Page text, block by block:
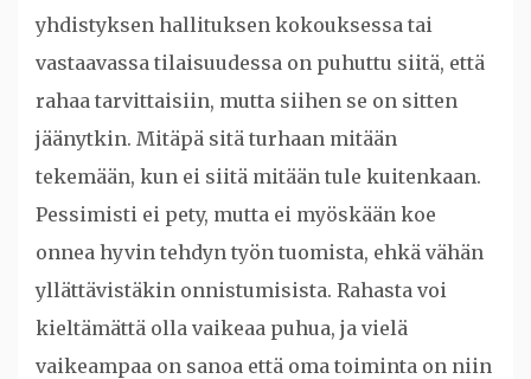
yhdistyksen hallituksen kokouksessa tai
vastaavassa tilaisuudessa on puhuttu siitä, että
rahaa tarvittaisiin, mutta siihen se on sitten
jäänytkin. Mitäpä sitä turhaan mitään
tekemään, kun ei siitä mitään tule kuitenkaan.
Pessimisti ei pety, mutta ei myöskään koe
onnea hyvin tehdyn työn tuomista, ehkä vähän
yllättävistäkin onnistumisista. Rahasta voi
kieltämättä olla vaikeaa puhua, ja vielä
vaikeampaa on sanoa että oma toiminta on niin